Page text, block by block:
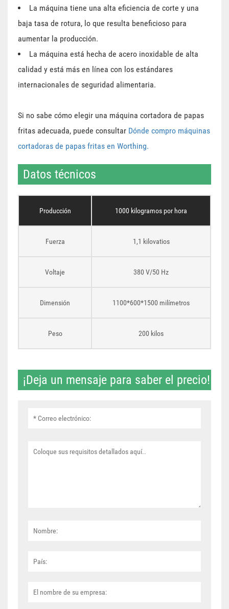
La máquina tiene una alta eficiencia de corte y una
baja tasa de rotura, lo que resulta beneficioso para
aumentar la producción.
La máquina está hecha de acero inoxidable de alta
calidad y está más en línea con los estándares
internacionales de seguridad alimentaria.
Si no sabe cómo elegir una máquina cortadora de papas
fritas adecuada, puede consultar Dónde compro máquinas
cortadoras de papas fritas en Worthing.
Datos técnicos
Producción 1000 kilogramos por hora
Fuerza 1,1 kilovatios
Voltaje 380 V/50 Hz
Dimensión 1100*600*1500 milímetros
Peso 200 kilos
¡Deja un mensaje para saber el precio!